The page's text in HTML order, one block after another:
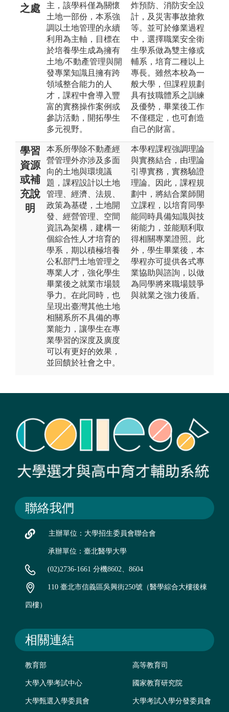
之處
主，該學科僅為關懷
土地一部份，本系強
調以土地管理的永續
利用為主軸，目標在
於培養學生成為擁有
土地/不動產管理與開
發專業知識且擁有跨
領域整合能力的人
才，課程中會導入豐
富的實務操作案例或
參訪活動，開拓學生
多元視野。
炸預防、消防安全設
計，及災害事故搶救
等。並可於修業過程
中，選擇職業安全衛
生學系做為雙主修或
輔系，培育二種以上
專長。雖然本校為一
般大學，但課程規劃
具有技職體系之訓練
及優勢，畢業後工作
不僅穩定，也可創造
自己的財富。
學習
資源
或補
充說
明
本系所學除不動產經
營管理外亦涉及多面
向的土地與環境議
題，課程設計以土地
管理、經濟、法規、
政策為基礎，土地開
發、經營管理、空間
資訊為架構，建構一
個綜合性人才培育的
學系，期以積極培養
公私部門土地管理之
專業人才，強化學生
畢業後之就業市場競
爭力。在此同時，也
呈現出臺灣其他土地
相關系所不具備的專
業能力，讓學生在專
業學習的深度及廣度
可以有更好的效果，
並回饋於社會之中。
本學程課程強調理論
與實務結合，由理論
引導實務，實務驗證
理論。因此，課程規
劃中，將結合業師開
立課程，以培育同學
能同時具備知識與技
術能力，並能順利取
得相關專業證照。此
外，學生畢業後，本
學程亦可提供各式專
業協助與諮詢，以做
為同學將來職場競爭
與就業之強力後盾。
聯絡我們
主辦單位：大學招生委員會聯合會
承辦單位：臺北醫學大學
(02)2736-1661 分機8602、8604
110 臺北市信義區吳興街250號（醫學綜合大樓後棟
四樓）
相關連結
教育部 高等教育司
大學入學考試中心 國家教育研究院
大學甄選入學委員會 大學考試入學分發委員會